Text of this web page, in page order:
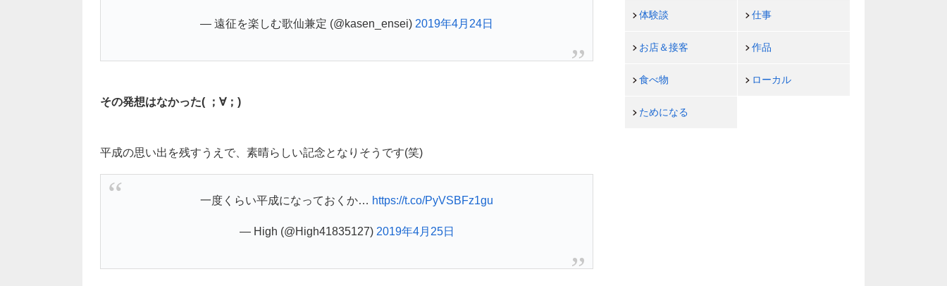
— 遠征を楽しむ歌仙兼定 (@kasen_ensei) 2019年4月24日
その発想はなかった( ；∀；)
平成の思い出を残すうえで、素晴らしい記念となりそうです(笑)
一度くらい平成になっておくか… https://t.co/PyVSBFz1gu
— High (@High41835127) 2019年4月25日
体験談 仕事
お店＆接客 作品
食べ物 ローカル
ためになる